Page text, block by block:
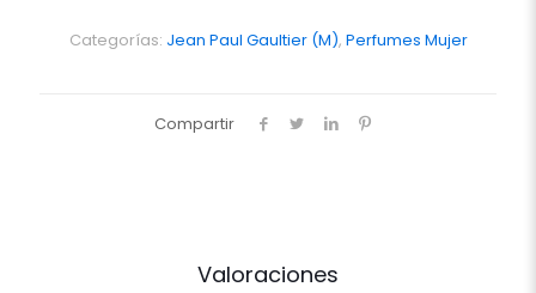
Gaultier
Categorías: Jean Paul Gaultier (M), Perfumes Mujer
Compartir
Valoraciones